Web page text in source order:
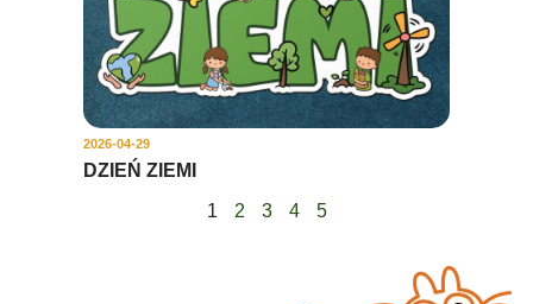
2026-04-29
DZIEŃ ZIEMI
1
2 3 4 5